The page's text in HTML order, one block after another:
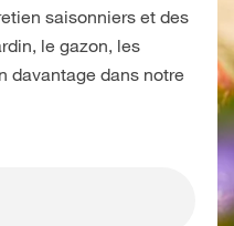
saisonniers et des
le gazon, les
davantage dans notre